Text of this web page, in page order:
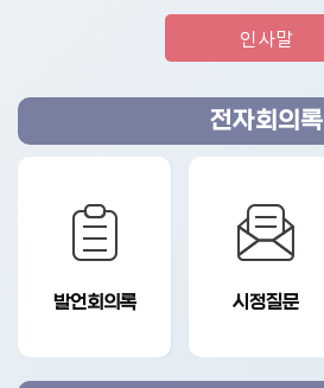
인사말
전자회의록
발언회의록 시정질문